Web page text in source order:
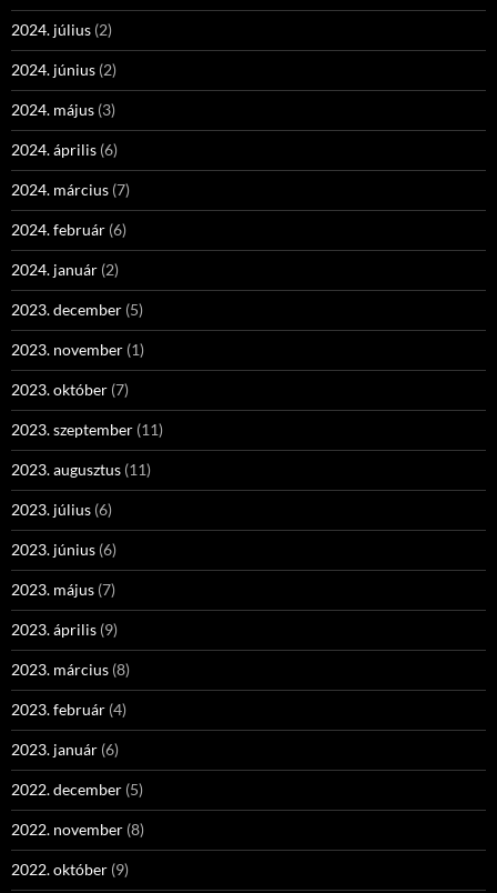
2024. július (2)
2024. június (2)
2024. május (3)
2024. április (6)
2024. március (7)
2024. február (6)
2024. január (2)
2023. december (5)
2023. november (1)
2023. október (7)
2023. szeptember (11)
2023. augusztus (11)
2023. július (6)
2023. június (6)
2023. május (7)
2023. április (9)
2023. március (8)
2023. február (4)
2023. január (6)
2022. december (5)
2022. november (8)
2022. október (9)